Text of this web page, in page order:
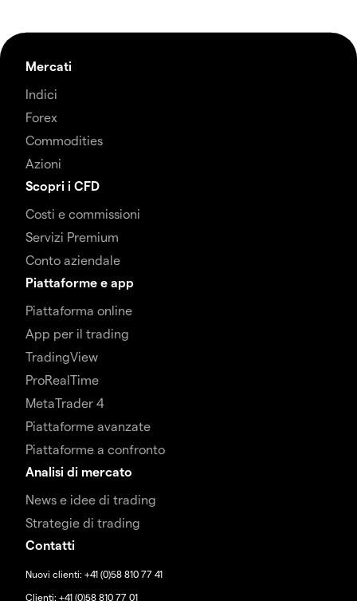
Mercati
Indici
Forex
Commodities
Azioni
Scopri i CFD
Costi e commissioni
Servizi Premium
Conto aziendale
Piattaforme e app
Piattaforma online
App per il trading
TradingView
ProRealTime
MetaTrader 4
Piattaforme avanzate
Piattaforme a confronto
Analisi di mercato
News e idee di trading
Strategie di trading
Contatti
Nuovi clienti: +41 (0)58 810 77 41
Clienti: +41 (0)58 810 77 01